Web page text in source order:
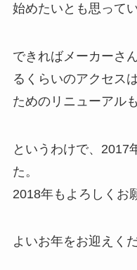
始めたいとも思ってい
できればメーカーさ
るくらいのアクセス
ためのリニューアル
というわけで、2017
た。
2018年もよろしくお
よいお年をお迎えくだ